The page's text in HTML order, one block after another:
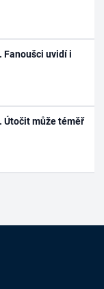
Fanoušci uvidí i
Útočit může téměř